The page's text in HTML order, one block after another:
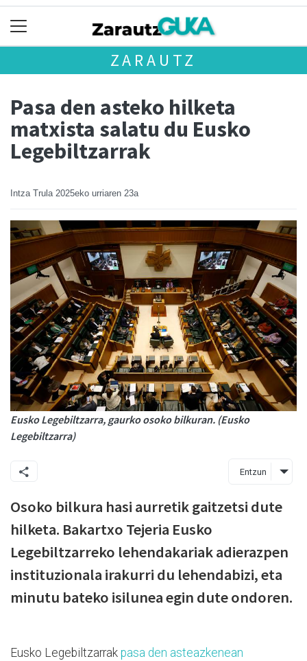
ZARAUTZ
Pasa den asteko hilketa
matxista salatu du Eusko
Legebiltzarrak
Intza Trula 2025eko urriaren 23a
Eusko Legebiltzarra, gaurko osoko bilkuran. (Eusko
Legebiltzarra)
Entzun
Osoko bilkura hasi aurretik gaitzetsi dute
hilketa. Bakartxo Tejeria Eusko
Legebiltzarreko lehendakariak adierazpen
instituzionala irakurri du lehendabizi, eta
minutu bateko isilunea egin dute ondoren.
Eusko Legebiltzarrak pasa den asteazkenean